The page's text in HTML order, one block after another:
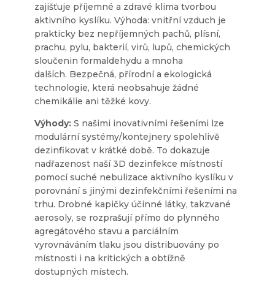
zajišťuje příjemné a zdravé klima tvorbou
aktivního kyslíku. Výhoda: vnitřní vzduch je
prakticky bez nepříjemných pachů, plísní,
prachu, pylu, bakterií, virů, lupů, chemických
sloučenin formaldehydu a mnoha
dalších. Bezpečná, přírodní a ekologická
technologie, která neobsahuje žádné
chemikálie ani těžké kovy.
Výhody: S našimi inovativními řešeními lze
modulární systémy/kontejnery spolehlivě
dezinfikovat v krátké době. To dokazuje
nadřazenost naší 3D dezinfekce místností
pomocí suché nebulizace aktivního kyslíku v
porovnání s jinými dezinfekčními řešeními na
trhu. Drobné kapičky účinné látky, takzvané
aerosoly, se rozprašují přímo do plynného
agregátového stavu a parciálním
vyrovnáváním tlaku jsou distribuovány po
místnosti i na kritických a obtížně
dostupných místech.